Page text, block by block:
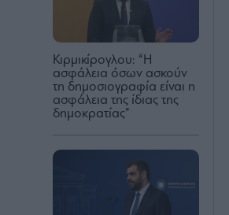
Κιρμικίρογλου: “Η
ασφάλεια όσων ασκούν
τη δημοσιογραφία είναι η
ασφάλεια της ίδιας της
δημοκρατίας”